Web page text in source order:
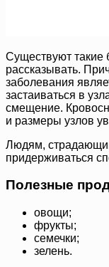
Существуют такие
рассказывать.
заболевания
застаиваться в
смещение.
и размеры узлов
Людям,
придерживаться
Полезные
овощи;
фрукты;
семечки;
зелень.